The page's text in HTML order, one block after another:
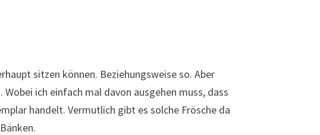
sitzen können. Beziehungsweise so. Aber
ich einfach mal davon ausgehen muss, dass
handelt. Vermutlich gibt es solche Frösche da